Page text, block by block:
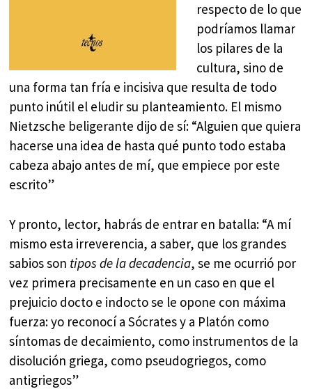
respecto de lo que
podríamos llamar
los pilares de la
cultura, sino de
una forma tan fría e incisiva que resulta de todo
punto inútil el eludir su planteamiento. El mismo
Nietzsche beligerante dijo de sí: “Alguien que quiera
hacerse una idea de hasta qué punto todo estaba
cabeza abajo antes de mí, que empiece por este
escrito”
Y pronto, lector, habrás de entrar en batalla: “A mí
mismo esta irreverencia, a saber, que los grandes
sabios son tipos de la decadencia, se me ocurrió por
vez primera precisamente en un caso en que el
prejuicio docto e indocto se le opone con máxima
fuerza: yo reconocí a Sócrates y a Platón como
síntomas de decaimiento, como instrumentos de la
disolución griega, como pseudogriegos, como
antigriegos”